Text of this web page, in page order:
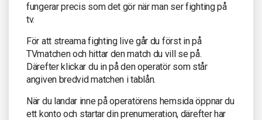
fungerar precis som det gör när man ser fighting på
tv.
För att streama fighting live går du först in på
TVmatchen och hittar den match du vill se på.
Därefter klickar du in på den operatör som står
angiven bredvid matchen i tablån.
När du landar inne på operatörens hemsida öppnar du
ett konto och startar din prenumeration, därefter har